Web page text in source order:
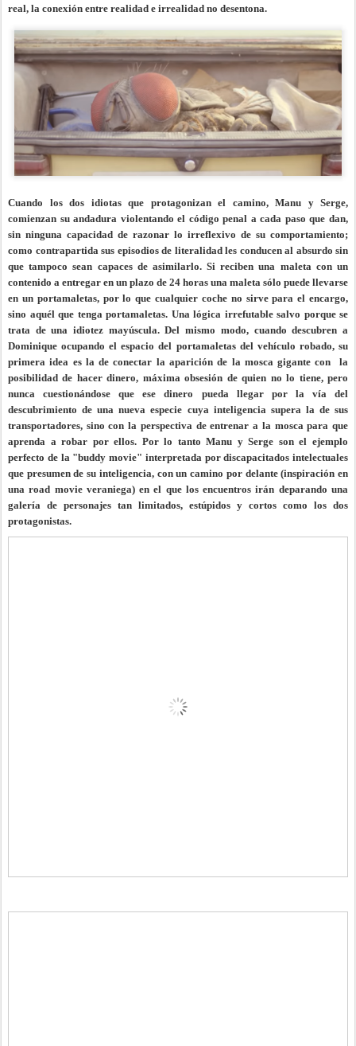
real, la conexión entre realidad e irrealidad no desentona.
Cuando los dos idiotas que protagonizan el camino, Manu y Serge,
comienzan su andadura violentando el código penal a cada paso que dan,
sin ninguna capacidad de razonar lo irreflexivo de su comportamiento;
como contrapartida sus episodios de literalidad les conducen al absurdo sin
que tampoco sean capaces de asimilarlo. Si reciben una maleta con un
contenido a entregar en un plazo de 24 horas una maleta sólo puede llevarse
en un portamaletas, por lo que cualquier coche no sirve para el encargo,
sino aquél que tenga portamaletas. Una lógica irrefutable salvo porque se
trata de una idiotez mayúscula. Del mismo modo, cuando descubren a
Dominique ocupando el espacio del portamaletas del vehículo robado, su
primera idea es la de conectar la aparición de la mosca gigante con la
posibilidad de hacer dinero, máxima obsesión de quien no lo tiene, pero
nunca cuestionándose que ese dinero pueda llegar por la vía del
descubrimiento de una nueva especie cuya inteligencia supera la de sus
transportadores, sino con la perspectiva de entrenar a la mosca para que
aprenda a robar por ellos. Por lo tanto Manu y Serge son el ejemplo
perfecto de la "buddy movie" interpretada por discapacitados intelectuales
que presumen de su inteligencia, con un camino por delante (inspiración en
una road movie veraniega) en el que los encuentros irán deparando una
galería de personajes tan limitados, estúpidos y cortos como los dos
protagonistas.